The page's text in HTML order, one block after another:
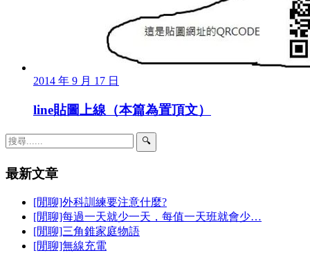
2014 年 9 月 17 日
line貼圖上線（本篇為置頂文）
🔍
最新文章
[閒聊]外科訓練要注意什麼?
[閒聊]每過一天就少一天，每值一天班就會少…
[閒聊]三角錐家庭物語
[閒聊]無線充電